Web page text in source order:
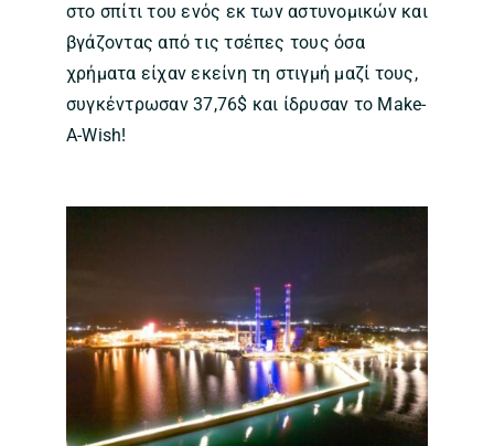
στο σπίτι του ενός εκ των αστυνομικών και
βγάζοντας από τις τσέπες τους όσα
χρήματα είχαν εκείνη τη στιγμή μαζί τους,
συγκέντρωσαν 37,76$ και ίδρυσαν το Make-
A-Wish!